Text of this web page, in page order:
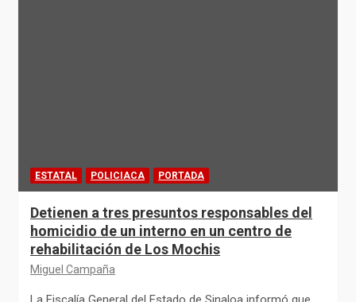
ESTATAL POLICIACA PORTADA
Detienen a tres presuntos responsables del
homicidio de un interno en un centro de
rehabilitación de Los Mochis
Miguel Campaña